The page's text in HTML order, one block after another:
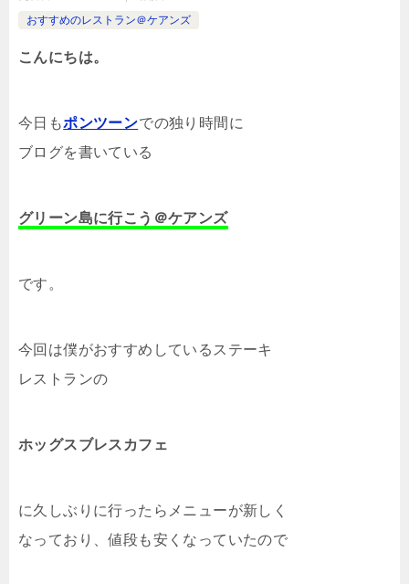
おすすめのレストラン＠ケアンズ
こんにちは。
今日もポンツーンでの独り時間に
ブログを書いている
グリーン島に行こう＠ケアンズ
です。
今回は僕がおすすめしているステーキ
レストランの
ホッグスブレスカフェ
に久しぶりに行ったらメニューが新しく
なっており、値段も安くなっていたので